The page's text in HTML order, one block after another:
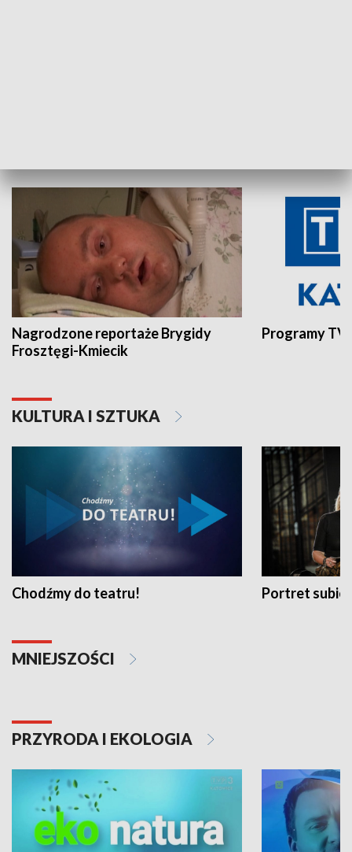
Nagrodzone reportaże Brygidy
Frosztęgi-Kmiecik
Programy
KULTURA I SZTUKA
Chodźmy do teatru! Portret
MNIEJSZOŚCI
PRZYRODA I EKOLOGIA